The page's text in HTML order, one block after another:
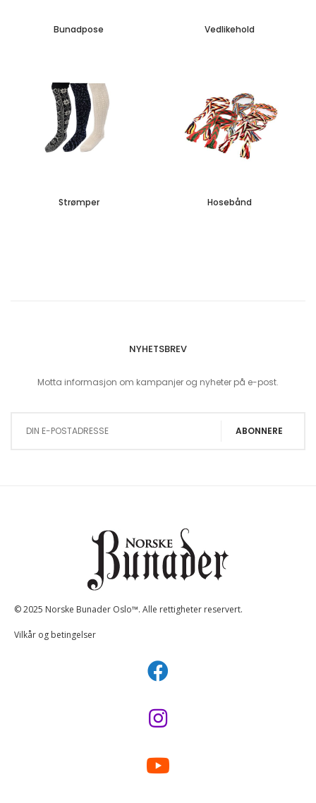
Bunadpose Vedlikehold
Strømper Hosebånd
NYHETSBREV
Motta informasjon om kampanjer og nyheter på e-post.
ABONNERE
© 2025 Norske Bunader Oslo™. Alle rettigheter reservert.
Vilkår og betingelser